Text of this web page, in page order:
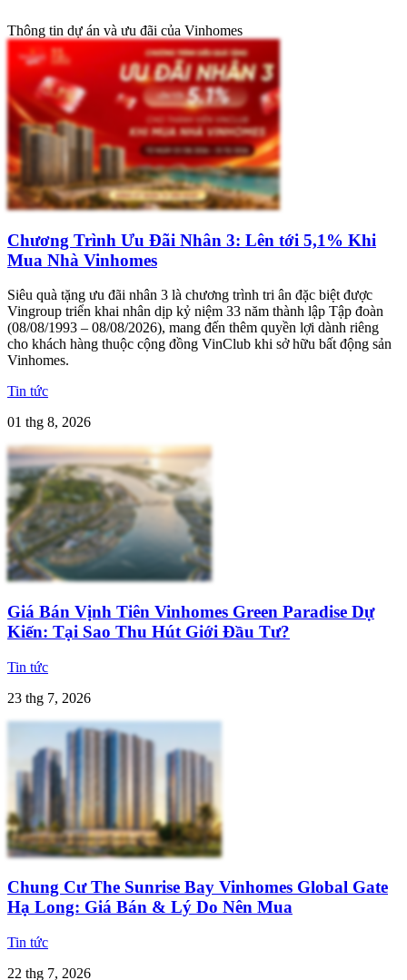
Thông tin dự án và ưu đãi của Vinhomes
Chương Trình Ưu Đãi Nhân 3: Lên tới 5,1% Khi
Mua Nhà Vinhomes
Siêu quà tặng ưu đãi nhân 3 là chương trình tri ân đặc biệt được
Vingroup triển khai nhân dịp kỷ niệm 33 năm thành lập Tập đoàn
(08/08/1993 – 08/08/2026), mang đến thêm quyền lợi dành riêng
cho khách hàng thuộc cộng đồng VinClub khi sở hữu bất động sản
Vinhomes.
Tin tức
01 thg 8, 2026
Giá Bán Vịnh Tiên Vinhomes Green Paradise Dự
Kiến: Tại Sao Thu Hút Giới Đầu Tư?
Tin tức
23 thg 7, 2026
Chung Cư The Sunrise Bay Vinhomes Global Gate
Hạ Long: Giá Bán & Lý Do Nên Mua
Tin tức
22 thg 7, 2026